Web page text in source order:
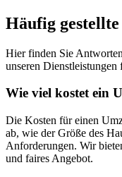
Häufig
Hier finden Sie
unseren
Wie viel kostet ein
Die Kosten für einen
ab, wie der Größe des
Anforderungen. Wir
und faires Angebot.